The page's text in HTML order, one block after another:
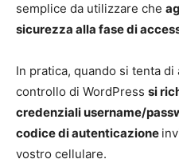
semplice da utilizzare che
sicurezza alla fase di
In pratica, quando si tenta
controllo di WordPress si
credenziali username/
codice di autenticazione
vostro cellulare.